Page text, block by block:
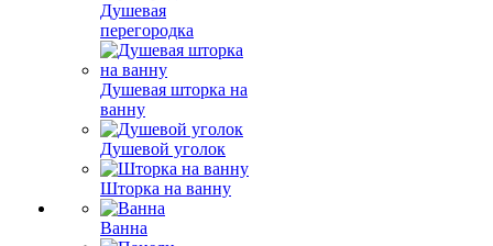
Душевая
перегородка
Душевая шторка на
ванну
Душевой уголок
Шторка на ванну
Ванна